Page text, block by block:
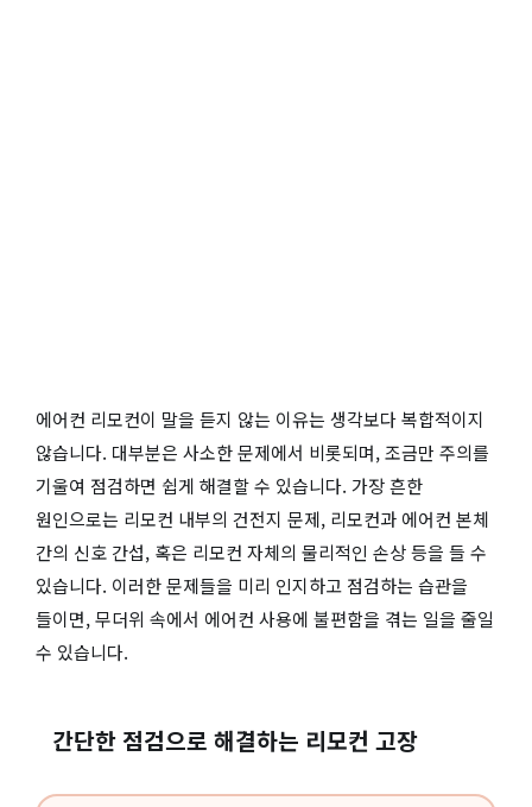
에어컨 리모컨이 말을 듣지 않는 이유는 생각보다 복합적이지
않습니다. 대부분은 사소한 문제에서 비롯되며, 조금만 주의를
기울여 점검하면 쉽게 해결할 수 있습니다. 가장 흔한
원인으로는 리모컨 내부의 건전지 문제, 리모컨과 에어컨 본체
간의 신호 간섭, 혹은 리모컨 자체의 물리적인 손상 등을 들 수
있습니다. 이러한 문제들을 미리 인지하고 점검하는 습관을
들이면, 무더위 속에서 에어컨 사용에 불편함을 겪는 일을 줄일
수 있습니다.
간단한 점검으로 해결하는 리모컨 고장